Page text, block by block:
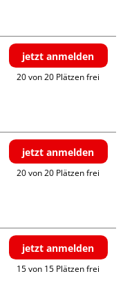
jetzt anmelden
20 von 20 Plätzen frei
jetzt anmelden
20 von 20 Plätzen frei
jetzt anmelden
15 von 15 Plätzen frei